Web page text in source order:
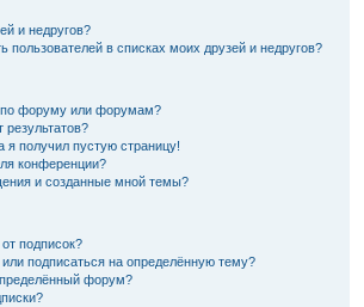
и недругов?
пользователей в списках моих друзей и недругов?
по форуму или форумам?
я получил пустую страницу!
конференции?
и созданные мной темы?
подписок?
или подписаться на определённую тему?
форум?